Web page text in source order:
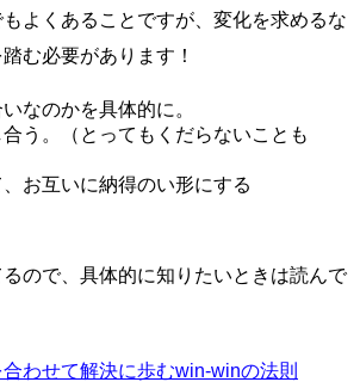
よくあることですが、変化を求めるな
む必要があります！
なのかを具体的に。
う。（とってもくだらないことも
お互いに納得のい形にする
ので、具体的に知りたいときは読んで
わせて解決に歩むwin-winの法則